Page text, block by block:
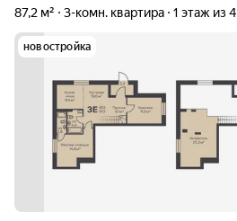
87,2 м²
3-комн. квартира 1 этаж из 4
новостройка